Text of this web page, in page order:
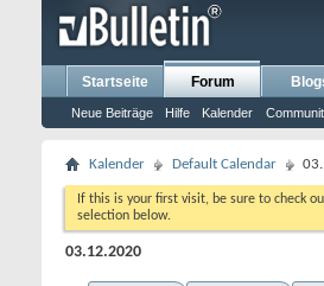
Startseite Forum
Neue Beiträge Hilfe Kalender
Kalender Default Calendar
If this is your first visit, be sure to check
selection below.
03.12.2020